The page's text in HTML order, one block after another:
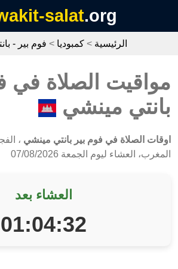
salat.org
الرئيسية > كمبوديا > فوم بير -
مواقيت الصلاة في
بانتي مينشي
اوقات الصلاة في فوم بير بانتي مينشي ،
المغرب، العشاء ليوم الجمعة 07/08/2026
العشاء بعد
01:04:32